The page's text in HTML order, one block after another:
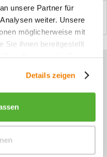
unsere Partner für
weiter. Unsere
möglicherweise mit
Sie ihnen bereitgestellt
Details zeigen
diskutieren...mehr
unseren
Mo - Do, 09:00 - 16:00 Uhr
und Fr, 09:00 - 13:00 Uhr